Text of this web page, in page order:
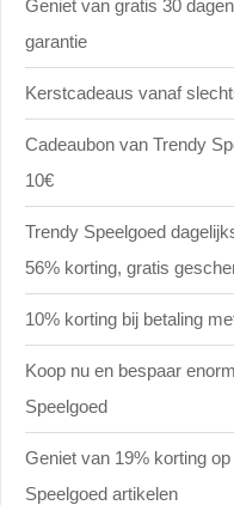
Geniet van gratis 30
garantie
Kerstcadeaus vanaf
Cadeaubon van Trendy
10€
Trendy Speelgoed
56% korting, gratis
10% korting bij betaling
Koop nu en bespaar
Speelgoed
Geniet van 19% korting
Speelgoed artikelen